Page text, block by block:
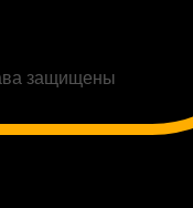
защищены